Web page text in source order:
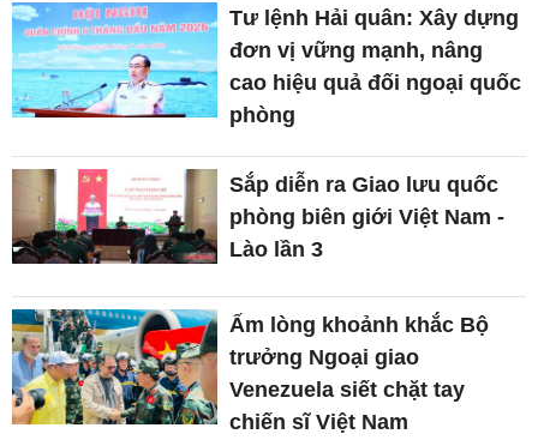
Tư lệnh Hải quân: Xây dựng
đơn vị vững mạnh, nâng
cao hiệu quả đối ngoại quốc
phòng
Sắp diễn ra Giao lưu quốc
phòng biên giới Việt Nam -
Lào lần 3
Ấm lòng khoảnh khắc Bộ
trưởng Ngoại giao
Venezuela siết chặt tay
chiến sĩ Việt Nam